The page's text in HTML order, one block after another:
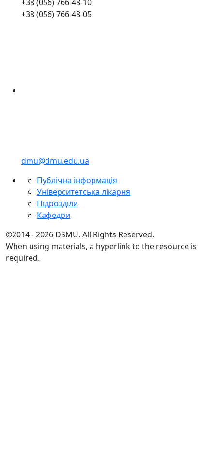
+38 (056) 766-48-10
+38 (056) 766-48-05
dmu@dmu.edu.ua
Публічна інформація
Університетська лікарня
Підрозділи
Кафедри
©2014 - 2026 DSMU. All Rights Reserved.
When using materials, a hyperlink to the resource is
required.